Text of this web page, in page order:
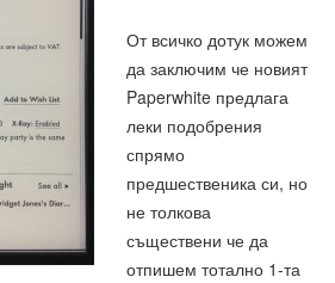
От всичко дотук можем
да заключим че новият
Paperwhite предлага
леки подобрения
спрямо
предшественика си, но
не толкова
съществени че да
отпишем тотално 1-та